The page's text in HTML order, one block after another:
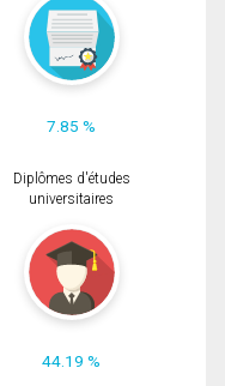
7.85 %
Diplômes d'études
universitaires
44.19 %